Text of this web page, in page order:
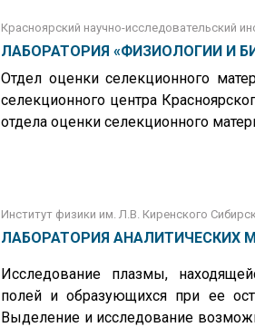
Красноярский научно-исследовательский
ЛАБОРАТОРИЯ «ФИЗИОЛОГИИ И
Отдел оценки селекционного
селекционного центра
отдела оценки селекционного
Институт физики им. Л.В. Киренского
ЛАБОРАТОРИЯ АНАЛИТИЧЕСКИХ
Исследование плазмы,
полей и образующихся при ее
Выделение и исследование